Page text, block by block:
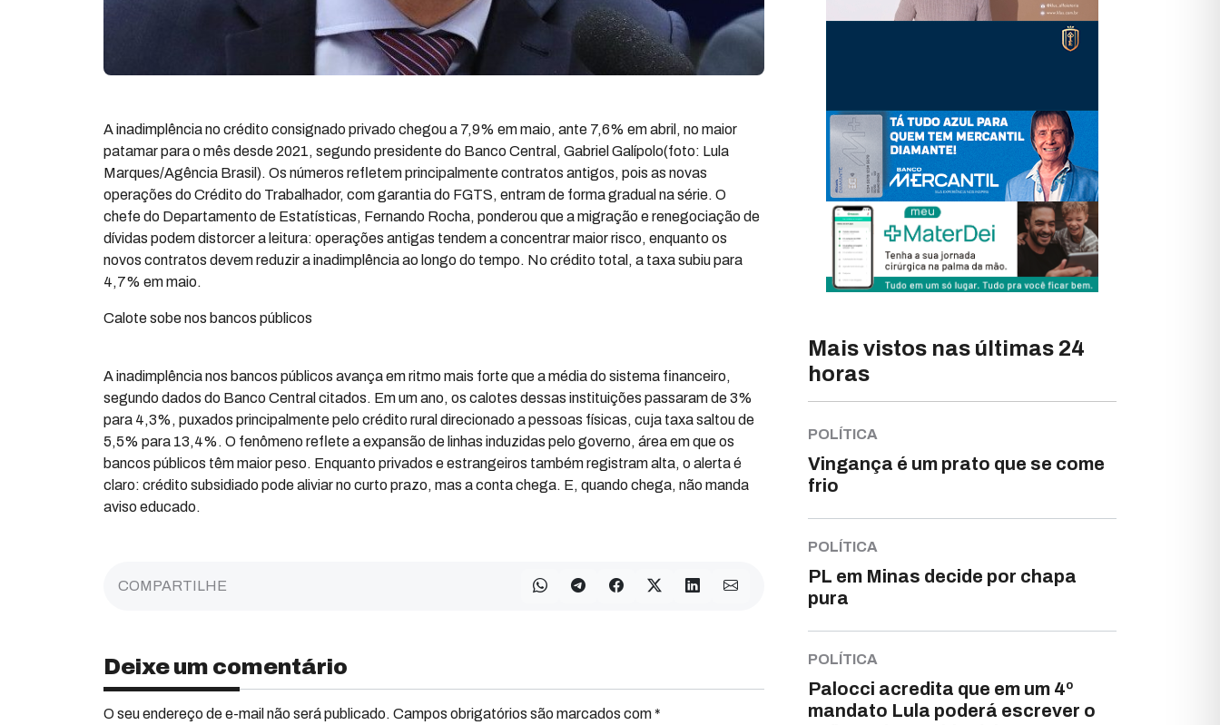
A inadimplência no crédito consignado privado chegou a 7,9% em maio, ante 7,6% em abril, no maior
patamar para o mês desde 2021, segundo presidente do Banco Central, Gabriel Galípolo(foto: Lula
Marques/Agência Brasil). Os números refletem principalmente contratos antigos, pois as novas
operações do Crédito do Trabalhador, com garantia do FGTS, entram de forma gradual na série. O
chefe do Departamento de Estatísticas, Fernando Rocha, ponderou que a migração e renegociação de
dívidas podem distorcer a leitura: operações antigas tendem a concentrar maior risco, enquanto os
novos contratos devem reduzir a inadimplência ao longo do tempo. No crédito total, a taxa subiu para
4,7% em maio.
Calote sobe nos bancos públicos
A inadimplência nos bancos públicos avança em ritmo mais forte que a média do sistema financeiro,
segundo dados do Banco Central citados. Em um ano, os calotes dessas instituições passaram de 3%
para 4,3%, puxados principalmente pelo crédito rural direcionado a pessoas físicas, cuja taxa saltou de
5,5% para 13,4%. O fenômeno reflete a expansão de linhas induzidas pelo governo, área em que os
bancos públicos têm maior peso. Enquanto privados e estrangeiros também registram alta, o alerta é
claro: crédito subsidiado pode aliviar no curto prazo, mas a conta chega. E, quando chega, não manda
aviso educado.
COMPARTILHE
Deixe um comentário
O seu endereço de e-mail não será publicado. Campos obrigatórios são marcados com *
Mais vistos nas últimas 24
horas
POLÍTICA
Vingança é um prato que se come
frio
POLÍTICA
PL em Minas decide por chapa
pura
POLÍTICA
Palocci acredita que em um 4º
mandato Lula poderá escrever o